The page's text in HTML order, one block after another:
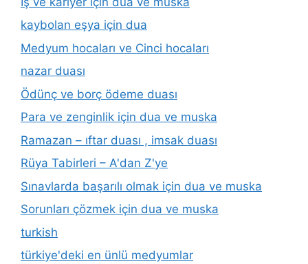
kaybolan eşya için dua
Medyum hocaları ve Cinci hocaları
nazar duası
Ödünç ve borç ödeme duası
Para ve zenginlik için dua ve muska
Ramazan – ıftar duası , imsak duası
Rüya Tabirleri – A'dan Z'ye
Sınavlarda başarılı olmak için dua ve muska
Sorunları çözmek için dua ve muska
turkish
türkiye'deki en ünlü medyumlar